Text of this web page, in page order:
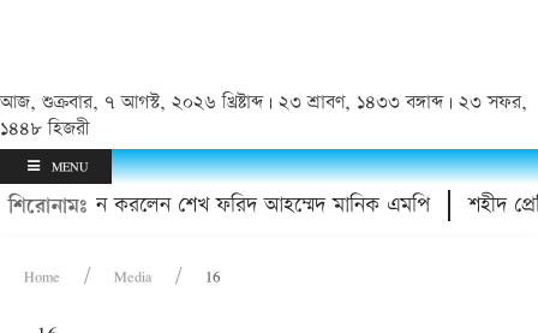
আজ, শুক্রবার, ৭ আগস্ট, ২০২৬ খ্রিষ্টাব্দ | ২৩ শ্রাবণ, ১৪৩৩ বঙ্গাব্দ | ২৩ সফর,
১৪৪৮ হিজরী
MENU
শিরোনামঃ
উদ্বোধন করলেন শেখ ফরিদ আহম্মেদ মানিক এমপি শহীদ
Home Media 16